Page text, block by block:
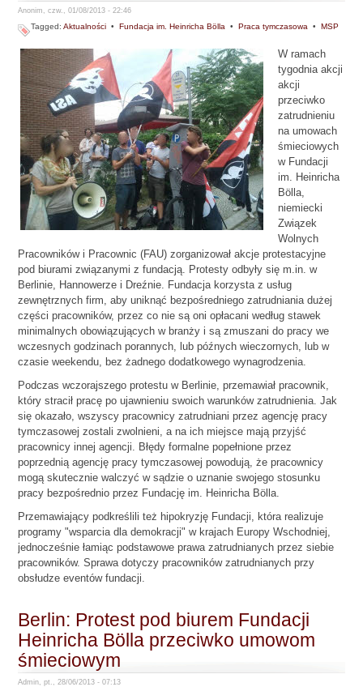
Anonim, czw., 01/08/2013 - 22:46
Tagged:Aktualności •Fundacja im. Heinricha Bölla •Praca tymczasowa •MSP
W ramach
tygodnia akcji
akcji
przeciwko
zatrudnieniu
na umowach
śmieciowych
w Fundacji
im. Heinricha
Bölla,
niemiecki
Związek
Wolnych
Pracowników i Pracownic (FAU) zorganizował akcje protestacyjne
pod biurami związanymi z fundacją. Protesty odbyły się m.in. w
Berlinie, Hannowerze i Dreźnie. Fundacja korzysta z usług
zewnętrznych firm, aby uniknąć bezpośredniego zatrudniania dużej
części pracowników, przez co nie są oni opłacani według stawek
minimalnych obowiązujących w branży i są zmuszani do pracy we
wczesnych godzinach porannych, lub późnych wieczornych, lub w
czasie weekendu, bez żadnego dodatkowego wynagrodzenia.
Podczas wczorajszego protestu w Berlinie, przemawiał pracownik,
który stracił pracę po ujawnieniu swoich warunków zatrudnienia. Jak
się okazało, wszyscy pracownicy zatrudniani przez agencję pracy
tymczasowej zostali zwolnieni, a na ich miejsce mają przyjść
pracownicy innej agencji. Błędy formalne popełnione przez
poprzednią agencję pracy tymczasowej powodują, że pracownicy
mogą skutecznie walczyć w sądzie o uznanie swojego stosunku
pracy bezpośrednio przez Fundację im. Heinricha Bölla.
Przemawiający podkreślili też hipokryzję Fundacji, która realizuje
programy "wsparcia dla demokracji" w krajach Europy Wschodniej,
jednocześnie łamiąc podstawowe prawa zatrudnianych przez siebie
pracowników. Sprawa dotyczy pracowników zatrudnianych przy
obsłudze eventów fundacji.
Berlin: Protest pod biurem Fundacji
Heinricha Bölla przeciwko umowom
śmieciowym
Admin, pt., 28/06/2013 - 07:13